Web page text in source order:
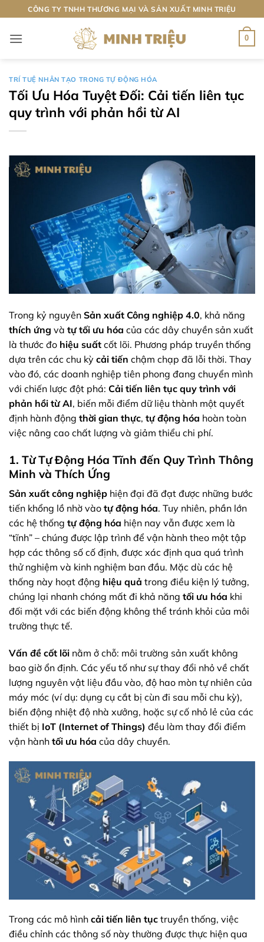
qua
nội
CÔNG TY TNHH THƯƠNG MẠI VÀ SẢN XUẤT MINH TRIỆU
0
TRÍ TUỆ NHÂN TẠO TRONG TỰ ĐỘNG HÓA
Tối Ưu Hóa Tuyệt Đối: Cải tiến liên tục
quy trình với phản hồi từ AI
Trong kỷ nguyên Sản xuất Công nghiệp 4.0, khả năng
thích ứng và tự tối ưu hóa của các dây chuyền sản xuất
là thước đo hiệu suất cốt lõi. Phương pháp truyền thống
dựa trên các chu kỳ cải tiến chậm chạp đã lỗi thời. Thay
vào đó, các doanh nghiệp tiên phong đang chuyển mình
với chiến lược đột phá: Cải tiến liên tục quy trình với
phản hồi từ AI, biến mỗi điểm dữ liệu thành một quyết
định hành động thời gian thực, tự động hóa hoàn toàn
việc nâng cao chất lượng và giảm thiểu chi phí.
1. Từ Tự Động Hóa Tĩnh đến Quy Trình Thông
Minh và Thích Ứng
Sản xuất công nghiệp hiện đại đã đạt được những bước
tiến khổng lồ nhờ vào tự động hóa. Tuy nhiên, phần lớn
các hệ thống tự động hóa hiện nay vẫn được xem là
“tĩnh” – chúng được lập trình để vận hành theo một tập
hợp các thông số cố định, được xác định qua quá trình
thử nghiệm và kinh nghiệm ban đầu. Mặc dù các hệ
thống này hoạt động hiệu quả trong điều kiện lý tưởng,
chúng lại nhanh chóng mất đi khả năng tối ưu hóa khi
đối mặt với các biến động không thể tránh khỏi của môi
trường thực tế.
Vấn đề cốt lõi nằm ở chỗ: môi trường sản xuất không
bao giờ ổn định. Các yếu tố như sự thay đổi nhỏ về chất
lượng nguyên vật liệu đầu vào, độ hao mòn tự nhiên của
máy móc (ví dụ: dụng cụ cắt bị cùn đi sau mỗi chu kỳ),
biến động nhiệt độ nhà xưởng, hoặc sự cố nhỏ lẻ của các
thiết bị IoT (Internet of Things) đều làm thay đổi điểm
vận hành tối ưu hóa của dây chuyền.
Trong các mô hình cải tiến liên tục truyền thống, việc
điều chỉnh các thông số này thường được thực hiện qua